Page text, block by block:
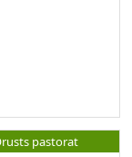
pastorat